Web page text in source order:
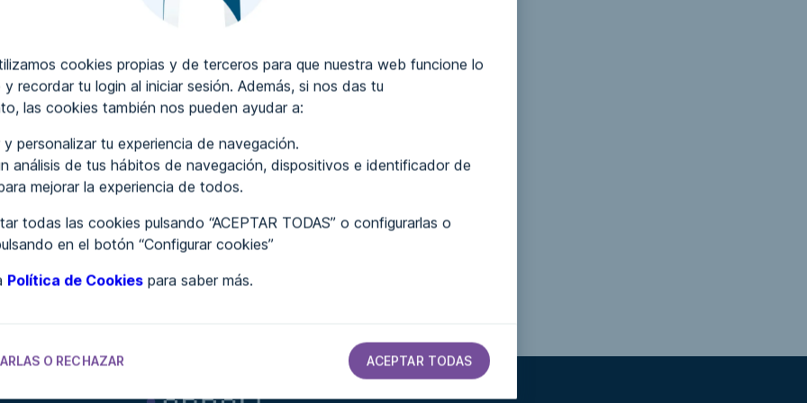
cookies propias y de terceros para que nuestra web funcione lo
y recordar tu login al iniciar sesión. Además, si nos das tu
las cookies también nos pueden ayudar a:
y personalizar tu experiencia de navegación.
análisis de tus hábitos de navegación, dispositivos e identificador de
mejorar la experiencia de todos.
todas las cookies pulsando “ACEPTAR TODAS” o configurarlas o
en el botón “Configurar cookies”
Política de Cookies para saber más.
O RECHAZAR ACEPTAR TODAS